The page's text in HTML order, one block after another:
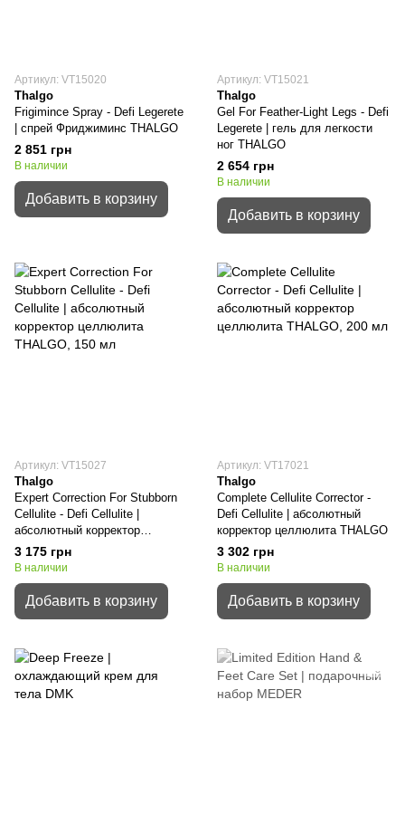
Артикул: VT15020
Thalgo
Frigimince Spray - Defi Legerete
| спрей Фриджиминс THALGO
2 851 грн
В наличии
Добавить в корзину
Артикул: VT15021
Thalgo
Gel For Feather-Light Legs - Defi
Legerete | гель для легкости
ног THALGO
2 654 грн
В наличии
Добавить в корзину
Артикул: VT15027
Thalgo
Expert Correction For Stubborn
Cellulite - Defi Cellulite |
абсолютный корректор
целлюлита THALGO
3 175 грн
В наличии
Добавить в корзину
Артикул: VT17021
Thalgo
Complete Cellulite Corrector -
Defi Cellulite | абсолютный
корректор целлюлита THALGO
3 302 грн
В наличии
Добавить в корзину